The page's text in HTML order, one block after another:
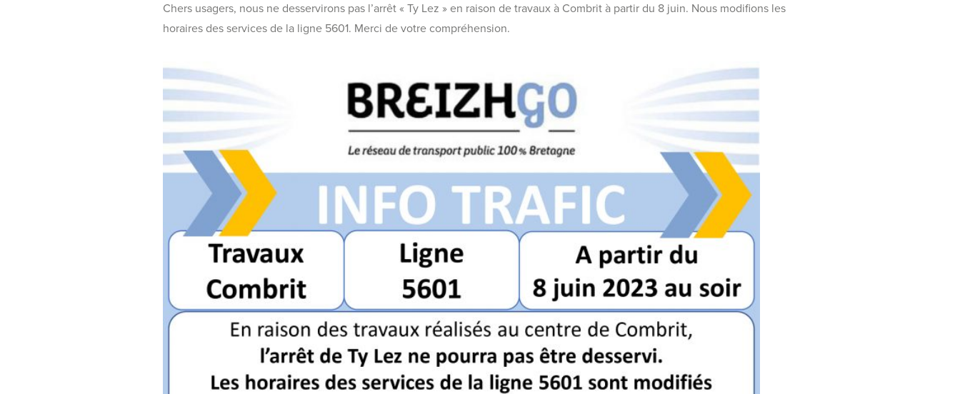
Chers usagers, nous ne desservirons pas l’arrêt « Ty Lez » en raison de travaux à Combrit à partir du 8 juin. Nous modifions les
horaires des services de la ligne 5601. Merci de votre compréhension.